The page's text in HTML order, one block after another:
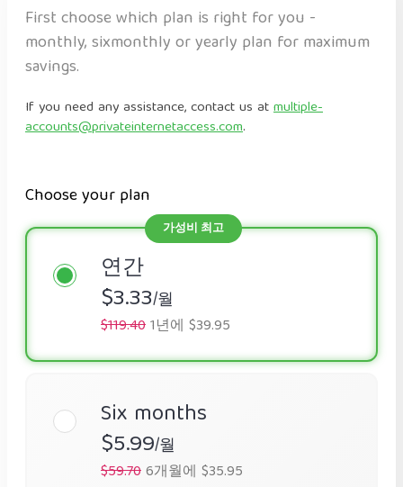
First choose which plan is right for you -
monthly, sixmonthly or yearly plan for maximum
savings.
If you need any assistance, contact us atmultiple-
accounts@privateinternetaccess.com.
Choose your plan
연간
$3.33/월
$119.401년에 $39.95
Six months
$5.99/월
$59.706개월에 $35.95